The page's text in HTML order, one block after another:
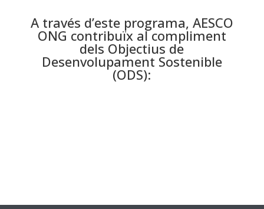
A través d’este programa, AESCO
ONG contribuïx al compliment
dels Objectius de
Desenvolupament Sostenible
(ODS):